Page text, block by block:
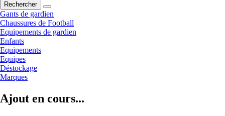
Rechercher
Gants de gardien
Chaussures de Football
Equipements de gardien
Enfants
Equipements
Equipes
Déstockage
Marques
Ajout en cours...